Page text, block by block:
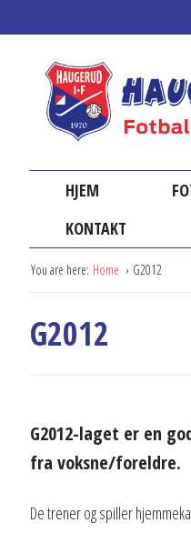
HJEM
KONTAKT
You are here: Home G2012
G2012
G2012-laget er en
fra voksne/foreldre.
De trener og spiller